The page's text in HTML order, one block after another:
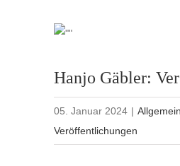
Hanjo Gäbler:
05. Januar 2024 | Allgemein
Veröffentlichungen